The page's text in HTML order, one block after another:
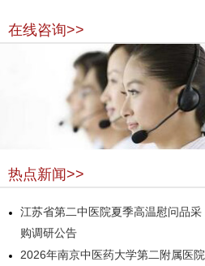
在线咨询>>
热点新闻>>
江苏省第二中医院夏季高温慰问品采
购调研公告
2026年南京中医药大学第二附属医院